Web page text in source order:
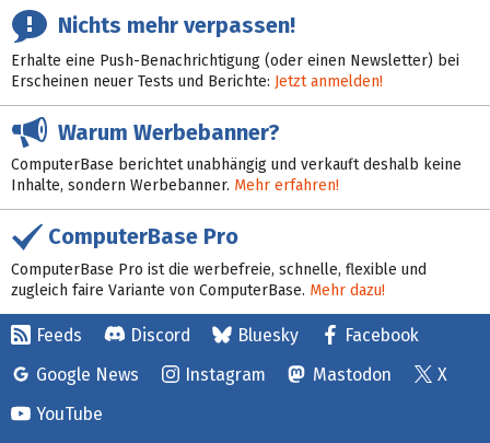
Nichts mehr verpassen!
Erhalte eine Push-Benachrichtigung (oder einen Newsletter) bei
Erscheinen neuer Tests und Berichte: Jetzt anmelden!
Warum Werbebanner?
ComputerBase berichtet unabhängig und verkauft deshalb keine
Inhalte, sondern Werbebanner. Mehr erfahren!
ComputerBase Pro
ComputerBase Pro ist die werbefreie, schnelle, flexible und
zugleich faire Variante von ComputerBase. Mehr dazu!
Feeds Discord Bluesky
Facebook
Google News
Instagram Mastodon
X
YouTube